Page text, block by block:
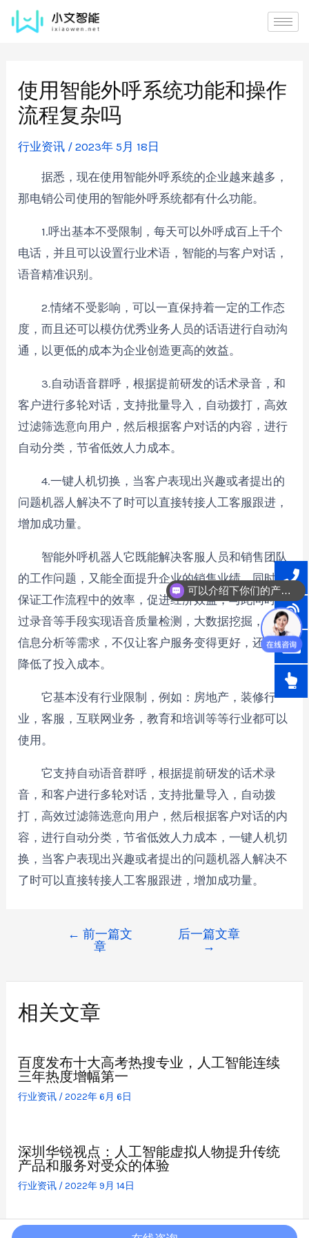
使用智能外呼系统功能和操作
流程复杂吗
行业资讯 /2023年 5月 18日
据悉，现在使用智能外呼系统的企业越来越多，
那电销公司使用的智能外呼系统都有什么功能。
1.呼出基本不受限制，每天可以外呼成百上千个
电话，并且可以设置行业术语，智能的与客户对话，
语音精准识别。
2.情绪不受影响，可以一直保持着一定的工作态
度，而且还可以模仿优秀业务人员的话语进行自动沟
通，以更低的成本为企业创造更高的效益。
3.自动语音群呼，根据提前研发的话术录音，和
客户进行多轮对话，支持批量导入，自动拨打，高效
过滤筛选意向用户，然后根据客户对话的内容，进行
自动分类，节省低效人力成本。
4.一键人机切换，当客户表现出兴趣或者提出的
问题机器人解决不了时可以直接转接人工客服跟进，
增加成功量。
智能外呼机器人它既能解决客服人员和销售团队
的工作问题，又能全面提升企业的销售业绩，同时还
保证工作流程中的效率，促进经济效益，与此同时通
过录音等手段实现语音质量检测，大数据挖掘，用户
信息分析等需求，不仅让客户服务变得更好，还大大
降低了投入成本。
它基本没有行业限制，例如：房地产，装修行
业，客服，互联网业务，教育和培训等等行业都可以
使用。
它支持自动语音群呼，根据提前研发的话术录
音，和客户进行多轮对话，支持批量导入，自动拨
打，高效过滤筛选意向用户，然后根据客户对话的内
容，进行自动分类，节省低效人力成本，一键人机切
换，当客户表现出兴趣或者提出的问题机器人解决不
了时可以直接转接人工客服跟进，增加成功量。
← 前一篇文
章
后一篇文章
→
相关文章
百度发布十大高考热搜专业，人工智能连续
三年热度增幅第一
行业资讯 /2022年 6月 6日
深圳华锐视点：人工智能虚拟人物提升传统
产品和服务对受众的体验
行业资讯 /2022年 9月 14日
可以介绍下你们的产品么？